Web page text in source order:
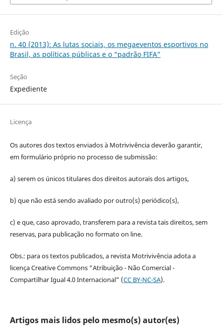
Edição
n. 40 (2013): As lutas sociais, os megaeventos esportivos no
Brasil, as políticas públicas e o “padrão FIFA”
Seção
Expediente
Licença
Os autores dos textos enviados à Motrivivência deverão garantir,
em formulário próprio no processo de submissão:
a) serem os únicos titulares dos direitos autorais dos artigos,
b) que não está sendo avaliado por outro(s) periódico(s),
c) e que, caso aprovado, transferem para a revista tais direitos, sem
reservas, para publicação no formato on line.
Obs.: para os textos publicados, a revista Motrivivência adota a
licença Creative Commons “Atribuição - Não Comercial -
Compartilhar Igual 4.0 Internacional” (CC BY-NC-SA).
Artigos mais lidos pelo mesmo(s) autor(es)